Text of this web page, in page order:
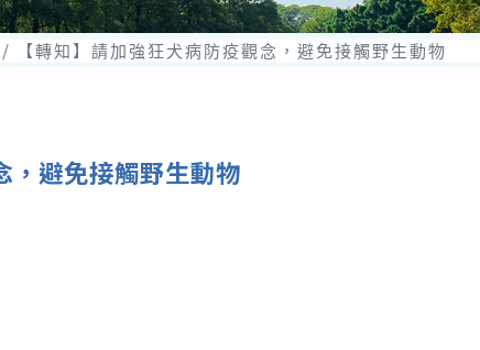
【轉知】請加強狂犬病防疫觀念，避免接觸野生動物
，避免接觸野生動物